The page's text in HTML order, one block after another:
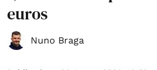
euros
Nuno Braga